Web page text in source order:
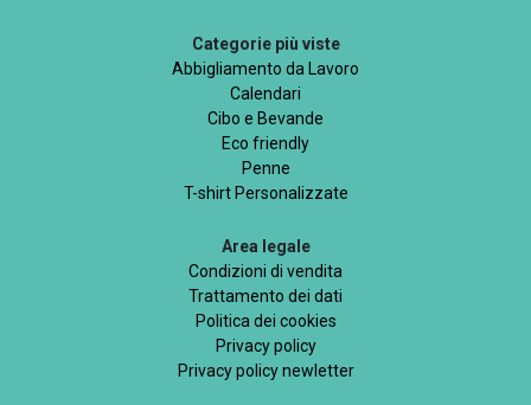
Categorie più viste
Abbigliamento da Lavoro
Calendari
Cibo e Bevande
Eco friendly
Penne
T-shirt Personalizzate
Area legale
Condizioni di vendita
Trattamento dei dati
Politica dei cookies
Privacy policy
Privacy policy newletter